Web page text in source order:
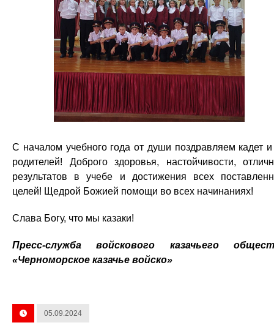
С началом учебного года от души поздравляем кадет
родителей! Доброго здоровья, настойчивости,
результатов в учебе и достижения всех
целей! Щедрой Божией помощи во всех начинаниях!
Слава Богу, что мы казаки!
Пресс-служба войскового казачьего
«Черноморское казачье войско»
05.09.2024